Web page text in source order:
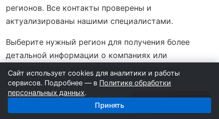
регионов. Все контакты проверены и
актуализированы нашими специалистами.
Выберите нужный регион для получения более
детальной информации о компаниях или
воспользуйтесь калькулятором для расчета
стоимости базы данных.
176 компаний
Сайт использует cookies для аналитики и работы
сервисов. Подробнее — в Политике обработки
персональных данных.
Принять